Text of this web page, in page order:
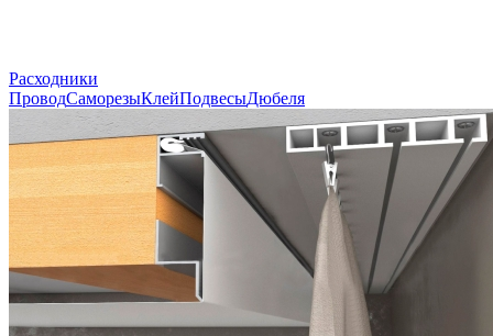
Расходники
ПроводСаморезыКлейПодвесыДюбеля